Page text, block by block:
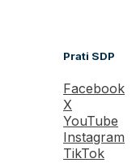
Prati SDP
Facebook
X
YouTube
Instagram
TikTok